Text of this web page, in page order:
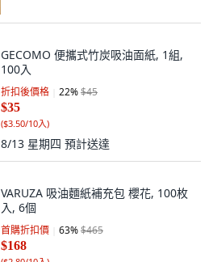
GECOMO 便攜式竹炭吸油面紙, 1組,
100入
折扣後價格 22%$45
$35
($3.50/10入)
8/13 星期四 預計送達
VARUZA 吸油麵紙補充包 櫻花, 100枚
入, 6個
首購折扣價 63%$465
$168